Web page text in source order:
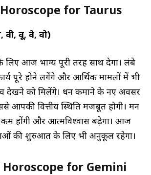
for Taurus
वू, वे, वो)
लिए आज भाग्य पूरी तरह साथ देगा। लंबे
पूरे होने लगेंगे और आर्थिक मामलों में भी
देखने को मिलेंगे। धन कमाने के नए अवसर
आपकी वित्तीय स्थिति मजबूत होगी। मन
कम होंगी और आत्मविश्वास बढ़ेगा। आज
की शुरुआत के लिए भी अनुकूल रहेगा।
Horoscope for Gemini